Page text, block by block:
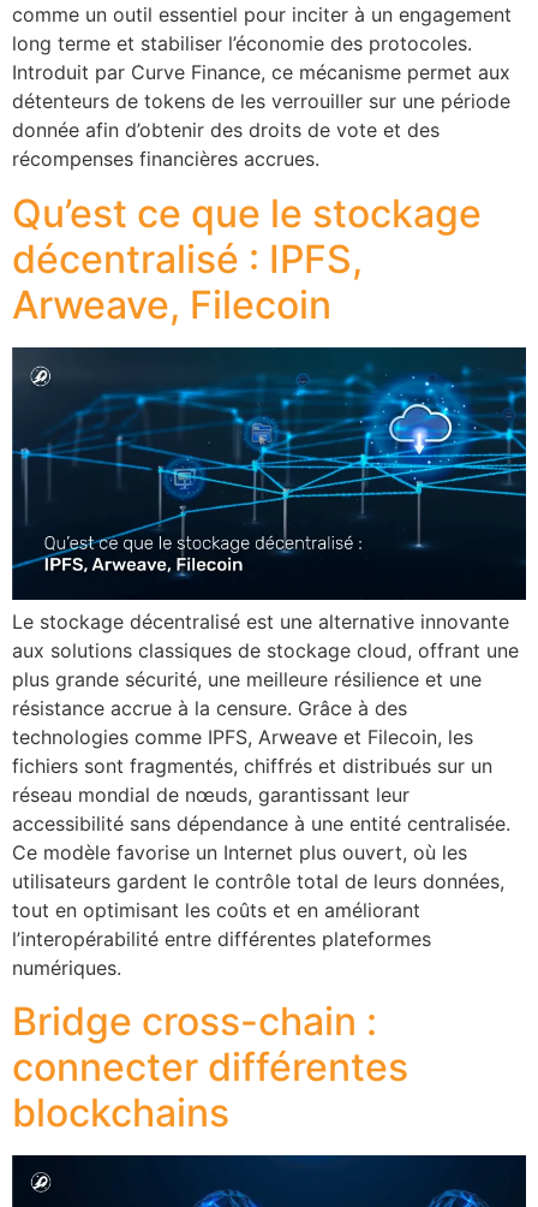
comme un outil essentiel pour inciter à un engagement
long terme et stabiliser l’économie des protocoles.
Introduit par Curve Finance, ce mécanisme permet aux
détenteurs de tokens de les verrouiller sur une période
donnée afin d’obtenir des droits de vote et des
récompenses financières accrues.
Qu’est ce que le stockage
décentralisé : IPFS,
Arweave, Filecoin
Le stockage décentralisé est une alternative innovante
aux solutions classiques de stockage cloud, offrant une
plus grande sécurité, une meilleure résilience et une
résistance accrue à la censure. Grâce à des
technologies comme IPFS, Arweave et Filecoin, les
fichiers sont fragmentés, chiffrés et distribués sur un
réseau mondial de nœuds, garantissant leur
accessibilité sans dépendance à une entité centralisée.
Ce modèle favorise un Internet plus ouvert, où les
utilisateurs gardent le contrôle total de leurs données,
tout en optimisant les coûts et en améliorant
l’interopérabilité entre différentes plateformes
numériques.
Bridge cross-chain :
connecter différentes
blockchains